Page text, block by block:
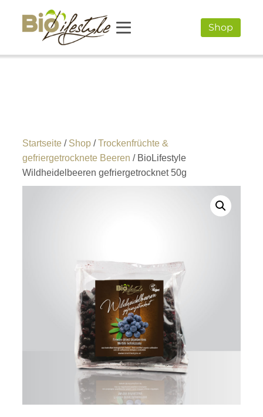
Shop
Startseite / Shop / Trockenfrüchte &
gefriergetrocknete Beeren / BioLifestyle
Wildheidelbeeren gefriergetrocknet 50g